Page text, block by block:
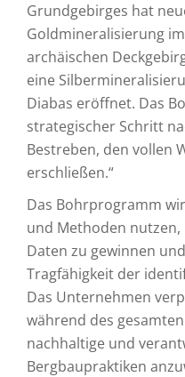
Grundgebirges hat
Goldmineralisierung
archäischen
eine
Diabas eröffnet. Das
strategischer Schritt
Bestreben, den vollen
erschließen.“
Das Bohrprogramm
und Methoden
Daten zu gewinnen
Tragfähigkeit der
Das Unternehmen
während des
nachhaltige und
Bergbaupraktiken